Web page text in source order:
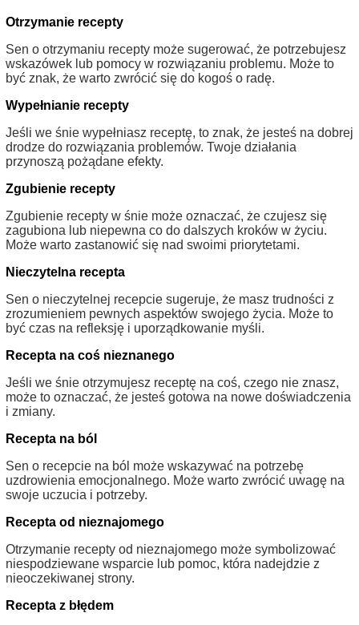
Otrzymanie recepty
Sen o otrzymaniu recepty może sugerować, że potrzebujesz
wskazówek lub pomocy w rozwiązaniu problemu. Może to
być znak, że warto zwrócić się do kogoś o radę.
Wypełnianie recepty
Jeśli we śnie wypełniasz receptę, to znak, że jesteś na dobrej
drodze do rozwiązania problemów. Twoje działania
przynoszą pożądane efekty.
Zgubienie recepty
Zgubienie recepty w śnie może oznaczać, że czujesz się
zagubiona lub niepewna co do dalszych kroków w życiu.
Może warto zastanowić się nad swoimi priorytetami.
Nieczytelna recepta
Sen o nieczytelnej recepcie sugeruje, że masz trudności z
zrozumieniem pewnych aspektów swojego życia. Może to
być czas na refleksję i uporządkowanie myśli.
Recepta na coś nieznanego
Jeśli we śnie otrzymujesz receptę na coś, czego nie znasz,
może to oznaczać, że jesteś gotowa na nowe doświadczenia
i zmiany.
Recepta na ból
Sen o recepcie na ból może wskazywać na potrzebę
uzdrowienia emocjonalnego. Może warto zwrócić uwagę na
swoje uczucia i potrzeby.
Recepta od nieznajomego
Otrzymanie recepty od nieznajomego może symbolizować
niespodziewane wsparcie lub pomoc, która nadejdzie z
nieoczekiwanej strony.
Recepta z błędem